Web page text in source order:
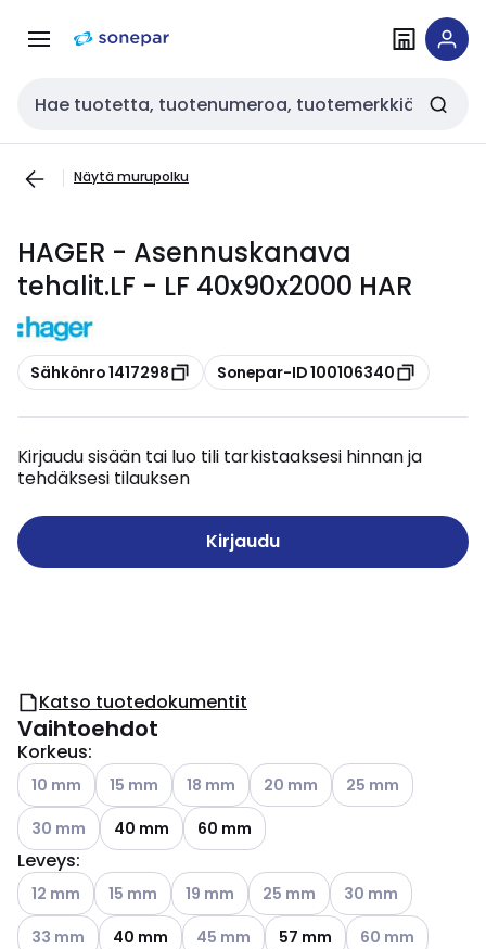
navigointiinsisältöön
Haku
Näytä murupolku
HAGER - Asennuskanava
tehalit.LF - LF 40x90x2000 HAR
Kopioi
Sähkönro 1417298 Kopioi
Sonepar-ID 100106340
Kirjaudu sisään tai luo tili tarkistaaksesi hinnan ja
tehdäksesi tilauksen
Kirjaudu
Katso tuotedokumentit
Vaihtoehdot
Korkeus:
Katso käytettävissä olevat vaihtoehdot
10 mm Katso käytettävissä olevat vaihtoehdot
15 mm Katso käytettävissä olevat vaihtoehdot
18 mm Katso käytettävissä olevat
20 mm Katso
25 mm
Katso käytettävissä olevat vaihtoehdot
30 mm 40 mm 60 mm
Leveys:
Katso käytettävissä olevat vaihtoehdot
12 mm Katso käytettävissä olevat vaihtoehdot
15 mm Katso käytettävissä olevat vaihtoehdot
19 mm Katso käytettävissä olevat
25 mm Katso
30 mm
Katso käytettävissä olevat vaihtoehdot
33 mm 40 mm Katso käytettävissä olevat vaihtoehdot
45 mm 57 mm Katso
60 mm